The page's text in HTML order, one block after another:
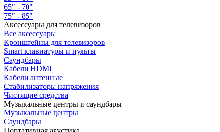
65" - 70"
75" - 85"
Аксессуары для телевизоров
Все аксессуары
Кронштейны для телевизоров
Smart клавиатуры и пульты
Саундбары
Кабели HDMI
Кабели антенные
Стабилизаторы напряжения
Чистящие средства
Музыкальные центры и саундбары
Музыкальные центры
Саундбары
Портативная акустика